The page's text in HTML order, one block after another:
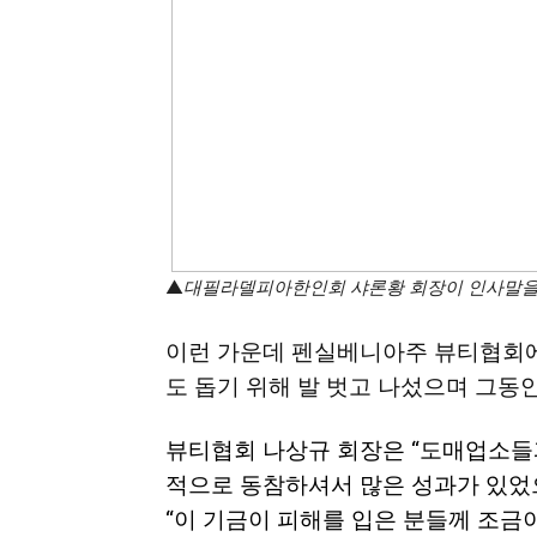
▲대필라델피아한인회 샤론황 회장이 인사말
이런 가운데 펜실베니아주 뷰티협
도 돕기 위해 발 벗고 나섰으며 그동
뷰티협회 나상규 회장은 “도매업소
적으로 동참하셔서 많은 성과가 있
“이 기금이 피해를 입은 분들께 조